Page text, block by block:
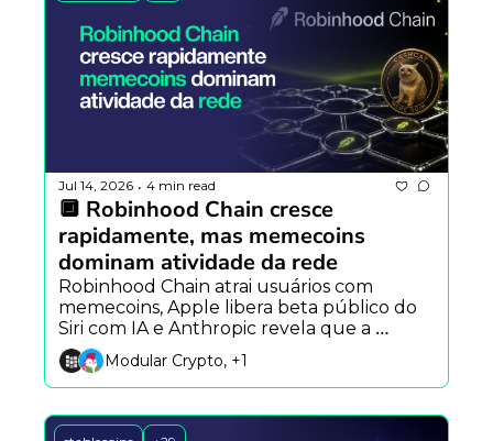
Jul 14, 2026 • 4 min read
🔲 Robinhood Chain cresce
rapidamente, mas memecoins
dominam atividade da rede
Robinhood Chain atrai usuários com
memecoins, Apple libera beta público do
Siri com IA e Anthropic revela que a
personalidade do Claude varia entre
modelos e idiomas.
Modular Crypto, +1